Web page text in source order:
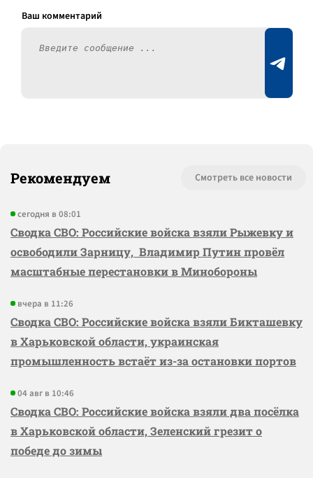
Рекомендуем Смотреть все новости
сегодня в 08:01
Сводка СВО: Российские войска взяли Рыжевку и
освободили Зарницу, Владимир Путин провёл
масштабные перестановки в Минобороны
вчера в 11:26
Сводка СВО: Российские войска взяли Бикташевку
в Харьковской области, украинская
промышленность встаёт из-за остановки портов
04 авг в 10:46
Сводка СВО: Российские войска взяли два посёлка
в Харьковской области, Зеленский грезит о
победе до зимы